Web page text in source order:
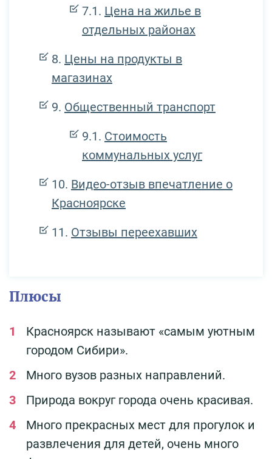
Цена на жилье в
отдельных районах
Цены на продукты в
магазинах
Общественный транспорт
Стоимость
коммунальных услуг
Видео-отзыв впечатление о
Красноярске
Отзывы переехавших
Плюсы
Красноярск называют «самым уютным
городом Сибири».
Много вузов разных направлений.
Природа вокруг города очень красивая.
Много прекрасных мест для прогулок и
развлечения для детей, очень много